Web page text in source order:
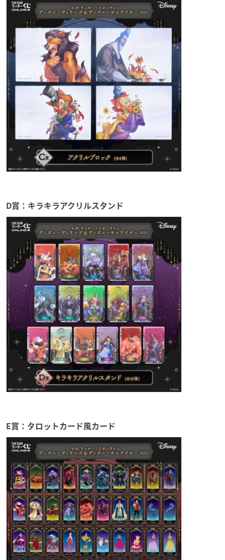
D賞：キラキラアクリルスタンド
E賞：タロットカード風カード